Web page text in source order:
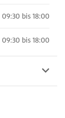
09:30 bis 18:00
09:30 bis 18:00